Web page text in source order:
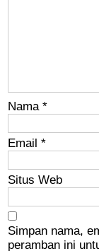
Nama*
Email*
Situs Web
Simpan nama,
peramban ini